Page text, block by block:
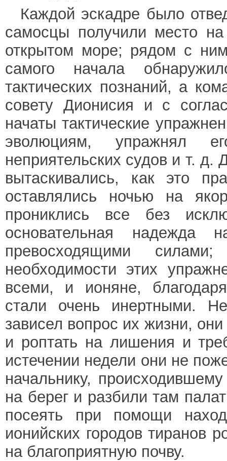
Каждой эскадре было
самосцы получили место
открытом море; рядом с
самого начала
тактических познаний, а
совету Дионисия и с
начаты тактические
эволюциям, упражнял
неприятельских судов и т.
вытаскивались, как это
оставлялись ночью на
прониклись все без
основательная
превосходящими
необходимости этих
всеми, и ионяне,
стали очень инертными.
зависел вопрос их жизни,
и роптать на лишения и
истечении недели они не
начальнику,
на берег и разбили там
посеять при помощи
ионийских городов тиранов
на благоприятную почву.